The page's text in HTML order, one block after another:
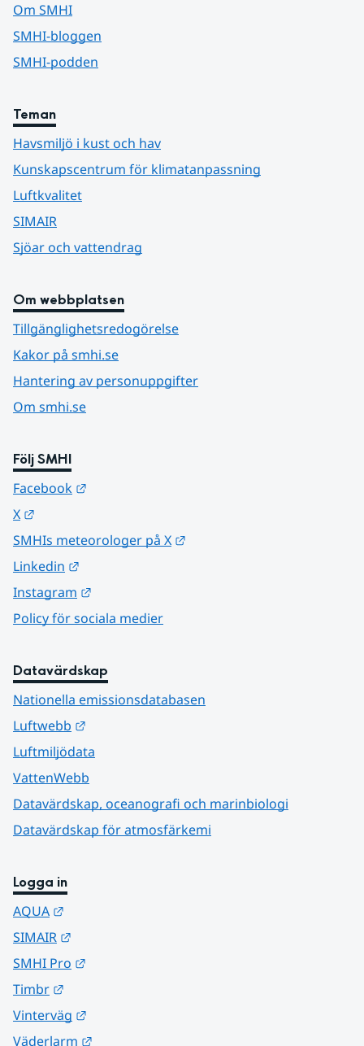
Om SMHI
SMHI-bloggen
SMHI-podden
Teman
Havsmiljö i kust och hav
Kunskapscentrum för klimatanpassning
Luftkvalitet
SIMAIR
Sjöar och vattendrag
Om webbplatsen
Tillgänglighetsredogörelse
Kakor på smhi.se
Hantering av personuppgifter
Om smhi.se
Följ SMHI
Facebook
X
SMHIs meteorologer på X
Linkedin
Instagram
Policy för sociala medier
Datavärdskap
Nationella emissionsdatabasen
Luftwebb
Luftmiljödata
VattenWebb
Datavärdskap, oceanografi och marinbiologi
Datavärdskap för atmosfärkemi
Logga in
AQUA
SIMAIR
SMHI Pro
Timbr
Vinterväg
Väderlarm